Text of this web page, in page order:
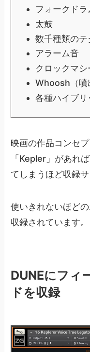
フォークドラ
太鼓
数千種類のテ
アラーム音
クロックマシ
Whoosh（噴
各種ハイブリ
映画の作品コンセ
「Kepler」があれ
てしまうほど収録
使いきれないほど
収録されています。
DUNEにフィ
ドを収録